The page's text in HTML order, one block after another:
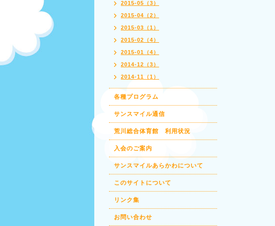
2015-05（3）
2015-04（2）
2015-03（1）
2015-02（4）
2015-01（4）
2014-12（3）
2014-11（1）
各種プログラム
サンスマイル通信
荒川総合体育館 利用状況
入会のご案内
サンスマイルあらかわについて
このサイトについて
リンク集
お問い合わせ